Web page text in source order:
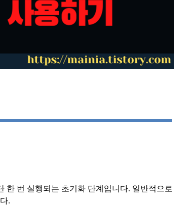
한 번 실행되는 초기화 단계입니다. 일반적으로
.